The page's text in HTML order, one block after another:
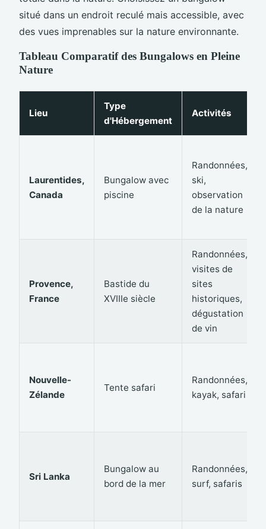
situé dans un endroit reculé mais accessible, avec
des vues imprenables sur la nature environnante.
Tableau Comparatif des Bungalows en Pleine
Nature
Lieu
Type
d'Hébergement
Activités
Laurentides,
Canada
Bungalow avec
piscine
Randonnées,
ski,
observation
de la nature
Provence,
France
Bastide du
XVIIIe siècle
Randonnées,
visites de
sites
historiques,
dégustation
de vin
Nouvelle-
Zélande
Tente safari
Randonnées,
kayak, safari
Sri Lanka
Bungalow au
bord de la mer
Randonnées,
surf, safaris